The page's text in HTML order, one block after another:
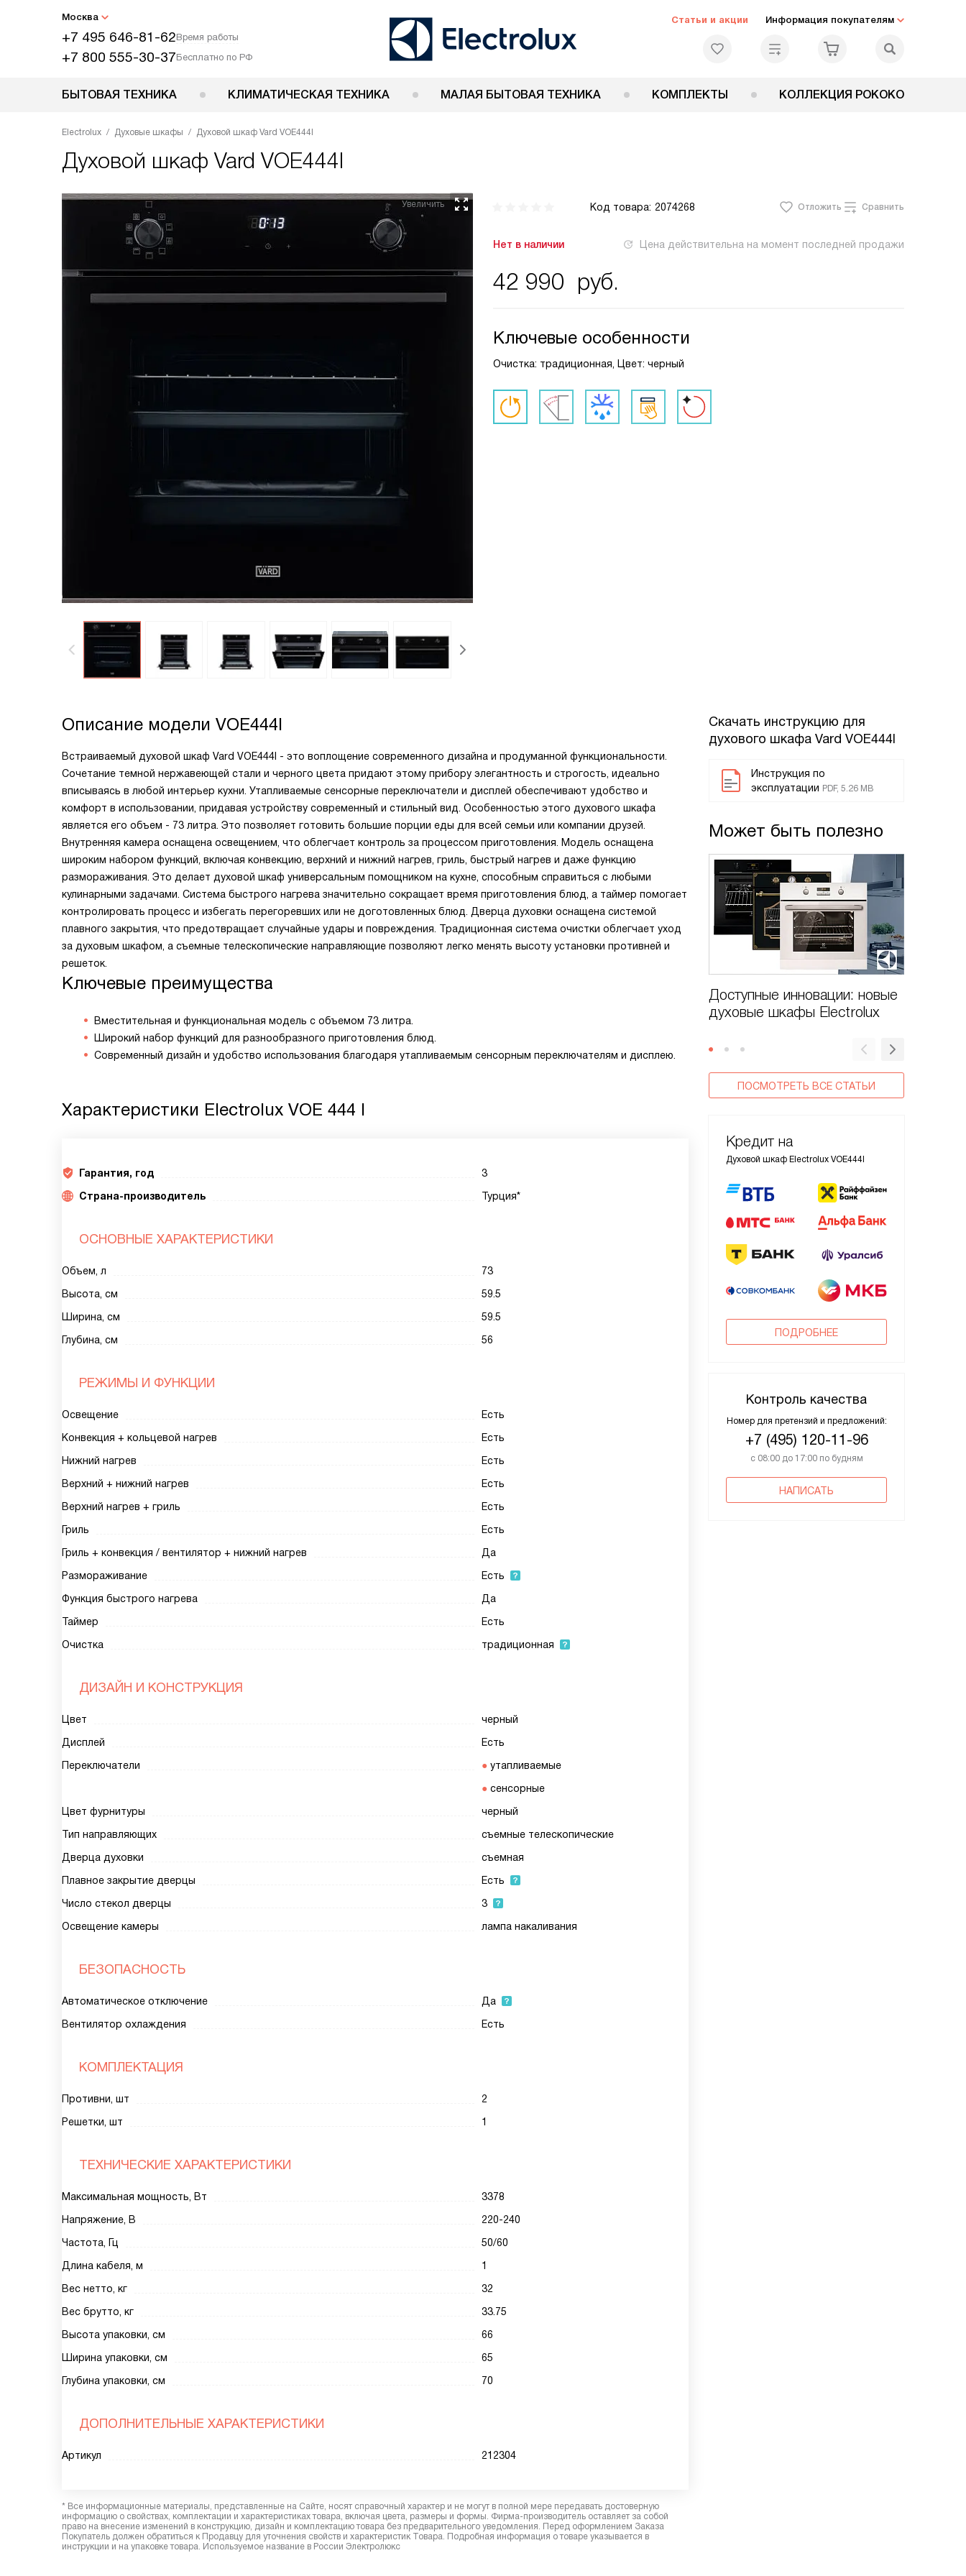
Москва
+7 495 646-81-62Время работы
+7 800 555-30-37Бесплатно по РФ
Статьи и акции Информация покупателям
БЫТОВАЯ ТЕХНИКА КЛИМАТИЧЕСКАЯ ТЕХНИКА МАЛАЯ БЫТОВАЯ ТЕХНИКА КОМПЛЕКТЫ КОЛЛЕКЦИЯ РОКОКО
Electrolux Духовые шкафы Духовой шкаф Vard VOE444I
Духовой шкафVard VOE444I
Код товара: 2074268 Отложить Сравнить
Нет в наличии Цена действительна на момент последней продажи
42 990 руб.
Ключевые особенности
Очистка: традиционная, Цвет: черный
Скачать инструкцию для
духового шкафа Vard VOE444I
Инструкция по
эксплуатации PDF, 5.26 MB
Может быть полезно
Доступные инновации: новые
духовые шкафы Electrolux
ПОСМОТРЕТЬ ВСЕ СТАТЬИ
Кредит на
Духовой шкаф Electrolux VOE444I
ПОДРОБНЕЕ
Контроль качества
Номер для претензий и предложений:
+7 (495) 120-11-96
с 08:00 до 17:00 по будням
НАПИСАТЬ
Описание модели VOE444I
Встраиваемый духовой шкаф Vard VOE444I - это воплощение современного дизайна и продуманной функциональности.
Сочетание темной нержавеющей стали и черного цвета придают этому прибору элегантность и строгость, идеально
вписываясь в любой интерьер кухни. Утапливаемые сенсорные переключатели и дисплей обеспечивают удобство и
комфорт в использовании, придавая устройству современный и стильный вид. Особенностью этого духового шкафа
является его объем - 73 литра. Это позволяет готовить большие порции еды для всей семьи или компании друзей.
Внутренняя камера оснащена освещением, что облегчает контроль за процессом приготовления. Модель оснащена
широким набором функций, включая конвекцию, верхний и нижний нагрев, гриль, быстрый нагрев и даже функцию
размораживания. Это делает духовой шкаф универсальным помощником на кухне, способным справиться с любыми
кулинарными задачами. Система быстрого нагрева значительно сокращает время приготовления блюд, а таймер помогает
контролировать процесс и избегать перегоревших или не доготовленных блюд. Дверца духовки оснащена системой
плавного закрытия, что предотвращает случайные удары и повреждения. Традиционная система очистки облегчает уход
за духовым шкафом, а съемные телескопические направляющие позволяют легко менять высоту установки противней и
решеток.
Ключевые преимущества
Вместительная и функциональная модель с объемом 73 литра.
Широкий набор функций для разнообразного приготовления блюд.
Современный дизайн и удобство использования благодаря утапливаемым сенсорным переключателям и дисплею.
Характеристики Electrolux VOE 444 I
Гарантия, год
3
Страна-производитель
Турция*
ОСНОВНЫЕ ХАРАКТЕРИСТИКИ
Объем, л
73
Высота, см
59.5
Ширина, см
59.5
Глубина, см
56
РЕЖИМЫ И ФУНКЦИИ
Освещение
Есть
Конвекция + кольцевой нагрев
Есть
Нижний нагрев
Есть
Верхний + нижний нагрев
Есть
Верхний нагрев + гриль
Есть
Гриль
Есть
Гриль + конвекция / вентилятор + нижний нагрев
Да
Размораживание
Есть
Функция быстрого нагрева
Да
Таймер
Есть
Очистка
традиционная
ДИЗАЙН И КОНСТРУКЦИЯ
Цвет
черный
Дисплей
Есть
Переключатели
утапливаемые
сенсорные
Цвет фурнитуры
черный
Тип направляющих
съемные телескопические
Дверца духовки
съемная
Плавное закрытие дверцы
Есть
Число стекол дверцы
3
Освещение камеры
лампа накаливания
БЕЗОПАСНОСТЬ
Автоматическое отключение
Да
Вентилятор охлаждения
Есть
КОМПЛЕКТАЦИЯ
Противни, шт
2
Решетки, шт
1
ТЕХНИЧЕСКИЕ ХАРАКТЕРИСТИКИ
Максимальная мощность, Вт
3378
Напряжение, В
220-240
Частота, Гц
50/60
Длина кабеля, м
1
Вес нетто, кг
32
Вес брутто, кг
33.75
Высота упаковки, см
66
Ширина упаковки, см
65
Глубина упаковки, см
70
ДОПОЛНИТЕЛЬНЫЕ ХАРАКТЕРИСТИКИ
Артикул 212304
* Все информационные материалы, представленные на Сайте, носят справочный характер и не могут в полной мере передавать достоверную
информацию о свойствах, комплектации и характеристиках товара, включая цвета, размеры и формы. Фирма-производитель оставляет за собой
право на внесение изменений в конструкцию, дизайн и комплектацию товара без предварительного уведомления. Перед оформлением Заказа
Покупатель должен обратиться к Продавцу для уточнения свойств и характеристик Товара. Подробная информация о товаре указывается в
инструкции и на упаковке товара. Используемое название в России Электролюкс